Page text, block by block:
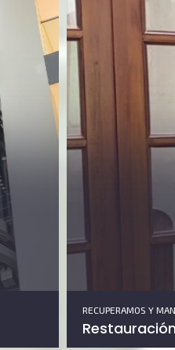
RECUPERAMOS Y MANTENEMOS
Restauración de